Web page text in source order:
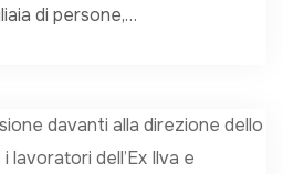
di persone,…